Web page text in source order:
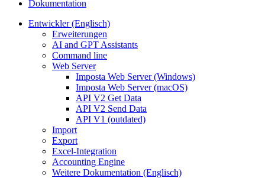
Dokumentation
Entwickler (Englisch)
Erweiterungen
AI and GPT Assistants
Command line
Web Server
Imposta Web Server (Windows)
Imposta Web Server (macOS)
API V2 Get Data
API V2 Send Data
API V1 (outdated)
Import
Export
Excel-Integration
Accounting Engine
Weitere Dokumentation (Englisch)